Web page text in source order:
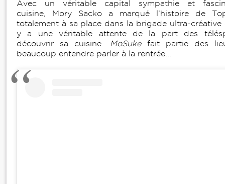
Avec un véritable capital sympathie et
cuisine, Mory Sacko a marqué l’histoire de
totalement à sa place dans la brigade ultra-créative
y a une véritable attente de la part des
découvrir sa cuisine.
MoSukefait partie des
beaucoup entendre parler à la rentrée...